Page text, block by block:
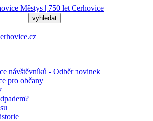
Městys | 750 let Cerhovice
návštěvníků - Odběr novinek
pro občany